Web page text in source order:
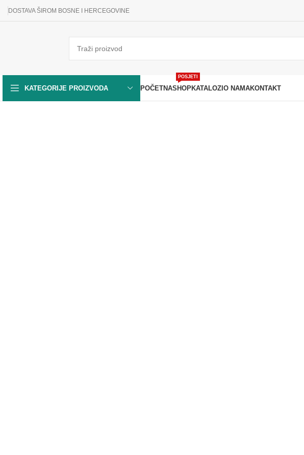
DOSTAVA ŠIROM BOSNE I HERCEGOVINE
KATEGORIJE PROIZVODA POČETNASHOP
POSJETI
KATALOZIO NAMAKONTAKT